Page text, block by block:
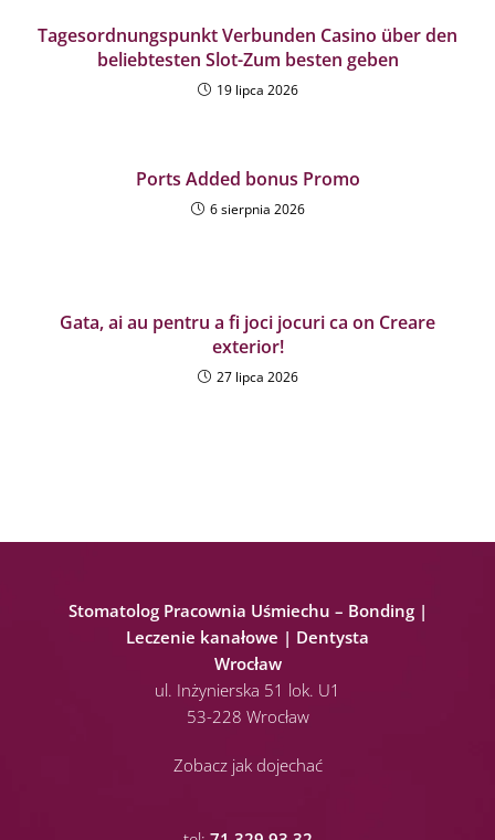
Tagesordnungspunkt Verbunden Casino über den
beliebtesten Slot-Zum besten geben
19 lipca 2026
Ports Added bonus Promo
6 sierpnia 2026
Gata, ai au pentru a fi joci jocuri ca on Creare
exterior!
27 lipca 2026
Stomatolog Pracownia Uśmiechu – Bonding |
Leczenie kanałowe | Dentysta
Wrocław
ul. Inżynierska 51 lok. U1
53-228 Wrocław
Zobacz jak dojechać